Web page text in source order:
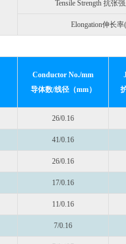
Tensile Strength 抗张
Elongation伸长率
Conductor No./mm
导体数/线径（mm）
26/0.16
41/0.16
26/0.16
17/0.16
11/0.16
7/0.16